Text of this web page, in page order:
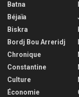
Batna
Béjaïa
Biskra
Bordj Bou Arreridj
Chronique
Constantine
Culture
Économie